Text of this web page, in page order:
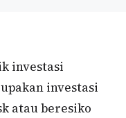
investasi
investasi
atau beresiko